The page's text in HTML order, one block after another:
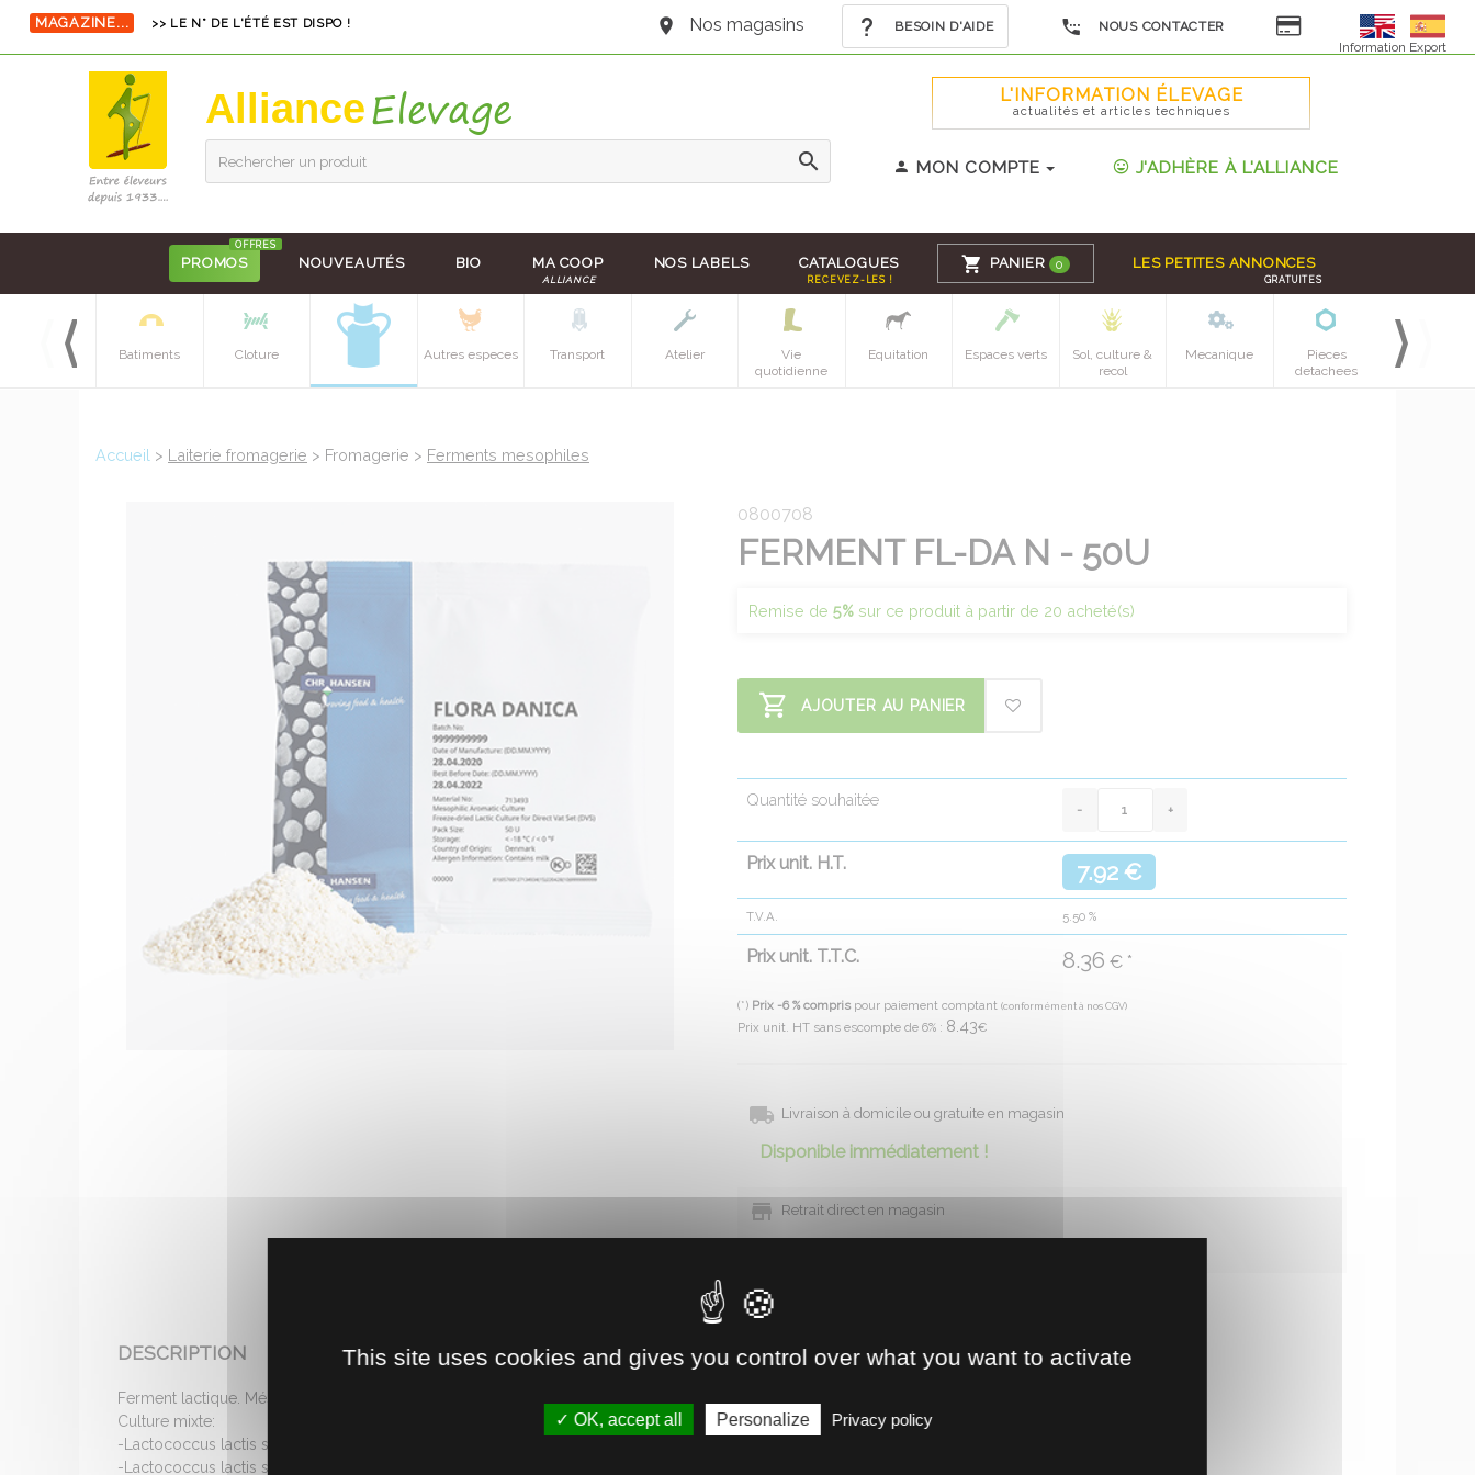
MAGAZINE... >> LE N° DE L'ÉTÉ EST DISPO ! Nos magasins BESOIN D'AIDE
NOUS CONTACTER
Information Export
Alliance
Rechercher un produit
L'INFORMATION ÉLEVAGE
actualités et articles techniques
MON COMPTE J'ADHÈRE À L'ALLIANCE
PROMOS
OFFRES
NOUVEAUTÉS BIO MA COOP
ALLIANCE
NOS LABELS CATALOGUES
RECEVEZ-LES !
PANIER 0 LES PETITES ANNONCES
GRATUITES
Equipements
Batiments Cloture Autres especes Transport Atelier
Vie
quotidienne
Equitation Espaces verts
Sol, culture &
recol
Mecanique
Pieces
detachees
Accueil > Laiterie fromagerie > Fromagerie > Ferments mesophiles
0800708
FERMENT FL-DA N - 50U
Remise de 5% sur ce produit à partir de 20 acheté(s)
AJOUTER AU PANIER
Quantité souhaitée
Prix unit. H.T. 7.92 €
T.V.A. 5.50 %
Prix unit. T.T.C. 8.36 € *
(*) Prix -6 % compris pour paiement comptant (conformément à nos CGV)
Prix unit. HT sans escompte de 6% : 8.43€
Livraison à domicile ou gratuite en magasin
Disponible immédiatement !
Retrait direct en magasin
DESCRIPTION
Ferment lactique. Mésophiles ensemencement direct.
Culture mixte:
-Lactococcus lactis subsp. cremoris
-Lactococcus lactis subsp. lactis
This site uses cookies and gives you control over what you want to activate
OK, accept all Personalize Privacy policy